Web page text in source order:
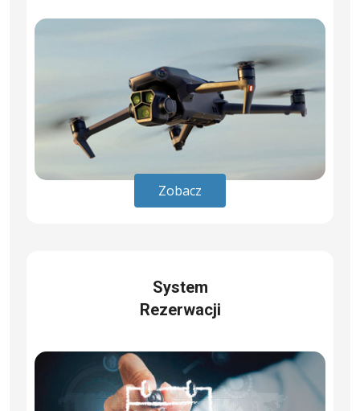
Zobacz
System
Rezerwacji